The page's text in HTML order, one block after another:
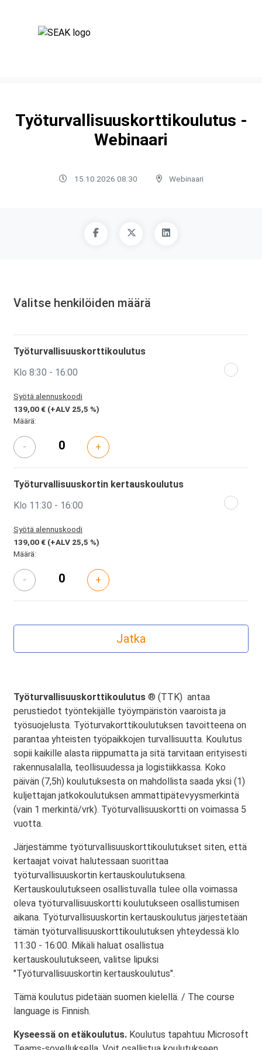
Työturvallisuuskorttikoulutus -
Webinaari
15.10.2026 08:30 Webinaari
Valitse henkilöiden määrä
Työturvallisuuskorttikoulutus
Klo 8:30 - 16:00
Syötä alennuskoodi
139,00 € (+ALV 25,5 %)
Määrä:
- +
Työturvallisuuskortin kertauskoulutus
Klo 11:30 - 16:00
Syötä alennuskoodi
139,00 € (+ALV 25,5 %)
Määrä:
- +
Työturvallisuuskorttikoulutus ® (TTK) antaa
perustiedot työntekijälle työympäristön vaaroista ja
työsuojelusta. Työturvakorttikoulutuksen tavoitteena on
parantaa yhteisten työpaikkojen turvallisuutta. Koulutus
sopii kaikille alasta riippumatta ja sitä tarvitaan erityisesti
rakennusalalla, teollisuudessa ja logistiikkassa. Koko
päivän (7,5h) koulutuksesta on mahdollista saada yksi (1)
kuljettajan jatkokoulutuksen ammattipätevyysmerkintä
(vain 1 merkintä/vrk). Työturvallisuuskortti on voimassa 5
vuotta.
Järjestämme työturvallisuuskorttikoulutukset siten, että
kertaajat voivat halutessaan suorittaa
työturvallisuuskortin kertauskoulutuksena.
Kertauskoulutukseen osallistuvalla tulee olla voimassa
oleva työturvallisuuskortti koulutukseen osallistumisen
aikana. Työturvallisuuskortin kertauskoulutus järjestetään
tämän työturvallisuuskorttikoulutuksen yhteydessä klo
11:30 - 16:00. Mikäli haluat osallistua
kertauskoulutukseen, valitse lipuksi
"Työturvallisuuskortin kertauskoulutus".
Tämä koulutus pidetään suomen kielellä. / The course
language is Finnish.
Kyseessä on etäkoulutus. Koulutus tapahtuu Microsoft